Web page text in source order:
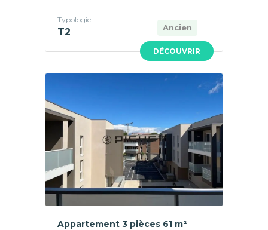
DÉCOUVRIR
Ancien
Typologie
T2
Appartement 3 pièces 61 m²